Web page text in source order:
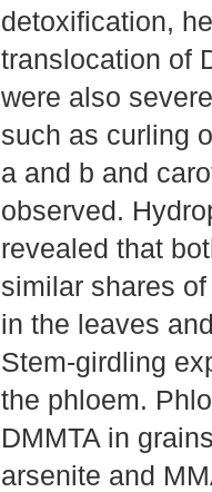
detoxification,
translocation of
were also
such as curling
a and b and
observed.
revealed that
similar shares
in the leaves
Stem-girdling
the phloem.
DMMTA in
arsenite and